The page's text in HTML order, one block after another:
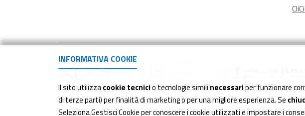
INFORMATIVA COOKIE
Il sito utilizzacookie tecnicio tecnologie simili necessariper funzionare
di terze parti) per finalità di marketing o per una migliore esperienza. Se
Seleziona Gestisci Cookie per conoscere i cookie utilizzati e impostare i